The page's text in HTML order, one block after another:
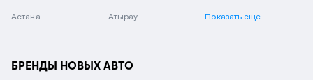
Астана Атырау Показать еще
БРЕНДЫ НОВЫХ АВТО